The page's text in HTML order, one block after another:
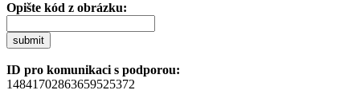
Opište kód z obrázku:
submit
ID pro komunikaci s podporou:
14841702863659525372